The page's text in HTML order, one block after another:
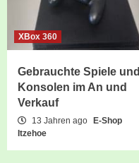
XBox 360
Gebrauchte Spiele und
Konsolen im An und
Verkauf
13 Jahren ago
E-Shop
Itzehoe